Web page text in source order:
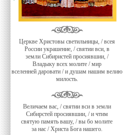
Церкве Христовы светильницы, / всея
России украшение, / святии вси, в
земли Сибиристей просиявшии, /
Владыку всех молите / мир
вселенней даровати / и душам нашим велию
милость.
Величаем вас, / святии вси в земли
Сибирстей просиявшии, / и чтим
святую память вашу, / вы бо молите
за нас / Христа Бога нашего.